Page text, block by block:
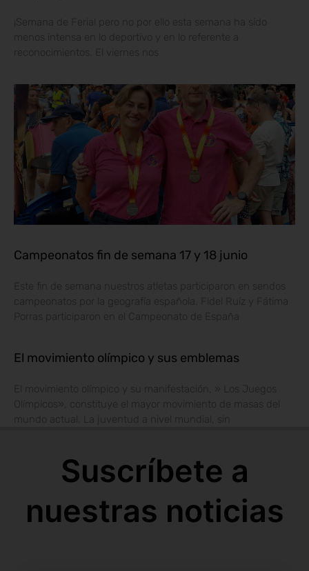
¡Semana de Feria! pero no por ello esta semana ha sido
menos intensa en lo deportivo y en lo referente a
Campeonatos fin de semana 17 y 18 junio
Este fin de semana nuestros atletas participaron en sendos
campeonatos por la geografía española. Fidel Ruíz y Fátima
Porras participaron en el Campeonato de España
El movimiento olímpico y sus emblemas
El movimiento olímpico y su manifestación, » Los Juegos
Olímpicos», constituye el mayor movimiento de masas del
mundo actual. La juventud a nivel mundial, sin
Suscríbete a
nuestras noticias